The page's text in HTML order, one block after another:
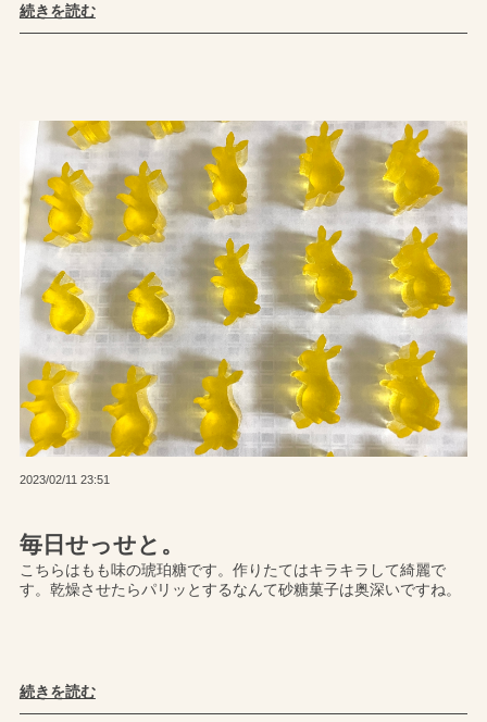
続きを読む
毎日せっせと。
2023/02/11 23:51
こちらはもも味の琥珀糖です。作りたてはキラキラして綺麗で
す。乾燥させたらパリッとするなんて砂糖菓子は奥深いですね。
続きを読む